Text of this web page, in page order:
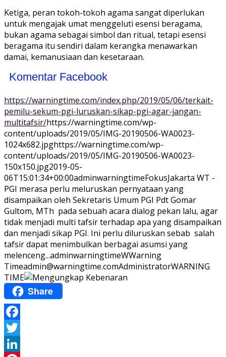
Ketiga, peran tokoh-tokoh agama sangat diperlukan
untuk mengajak umat menggeluti esensi beragama,
bukan agama sebagai simbol dan ritual, tetapi esensi
beragama itu sendiri dalam kerangka menawarkan
damai, kemanusiaan dan kesetaraan.
Komentar Facebook
https://warningtime.com/index.php/2019/05/06/terkait-
pemilu-sekum-pgi-luruskan-sikap-pgi-agar-jangan-
multitafsir/https://warningtime.com/wp-
content/uploads/2019/05/IMG-20190506-WA0023-
1024x682.jpghttps://warningtime.com/wp-
content/uploads/2019/05/IMG-20190506-WA0023-
150x150.jpg2019-05-
06T15:01:34+00:00adminwarningtimeFokusJakarta WT -
PGI merasa perlu meluruskan pernyataan yang
disampaikan oleh Sekretaris Umum PGI Pdt Gomar
Gultom, MTh pada sebuah acara dialog pekan lalu, agar
tidak menjadi multi tafsir terhadap apa yang disampaikan
dan menjadi sikap PGI. Ini perlu diluruskan sebab salah
tafsir dapat menimbulkan berbagai asumsi yang
melenceng...adminwarningtimeWWarning
Timeadmin@warningtime.comAdministratorWARNING
TIME
Share
Facebook
Twitter